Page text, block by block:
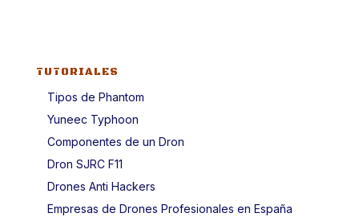
TUTORIALES
Tipos de Phantom
Yuneec Typhoon
Componentes de un Dron
Dron SJRC F11
Drones Anti Hackers
Empresas de Drones Profesionales en España